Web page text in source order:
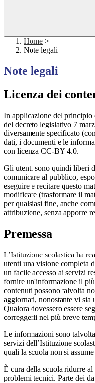
Home >
Note legali
Note legali
Licenza dei
In applicazione del principio
del decreto legislativo 7
diversamente specificato
dati, i documenti e le
con licenza CC-BY 4.0.
Gli utenti sono quindi liberi
comunicare al pubblico,
eseguire e recitare questo
modificare (trasformare il
per qualsiasi fine, anche
attribuzione, senza apporre
Premessa
L’Istituzione scolastica ha
utenti una visione completa
un facile accesso ai servizi
fornire un'informazione il
contenuti possono talvolta
aggiornati, nonostante vi sia
Qualora dovessero essere
correggerli nel più breve
Le informazioni sono
servizi dell’Istituzione
quali la scuola non si
È cura della scuola ridurre
problemi tecnici. Parte dei